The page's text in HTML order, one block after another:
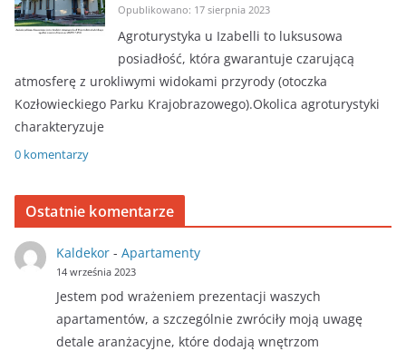
Opublikowano: 17 sierpnia 2023
Agroturystyka u Izabelli to luksusowa
posiadłość, która gwarantuje czarującą
atmosferę z urokliwymi widokami przyrody (otoczka
Kozłowieckiego Parku Krajobrazowego).Okolica agroturystyki
charakteryzuje
0 komentarzy
Ostatnie komentarze
Kaldekor- Apartamenty
14 września 2023
Jestem pod wrażeniem prezentacji waszych
apartamentów, a szczególnie zwróciły moją uwagę
detale aranżacyjne, które dodają wnętrzom